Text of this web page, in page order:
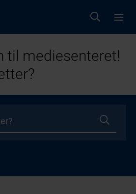
til mediesenteret!